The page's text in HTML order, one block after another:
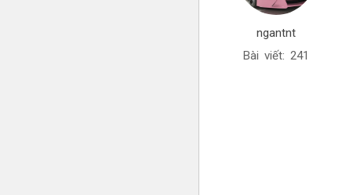
ngantnt
Bài viết: 241